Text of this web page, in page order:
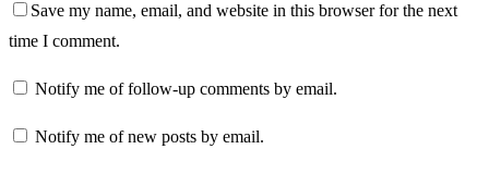
Save my name, email, and website in this browser for the next
time I comment.
Notify me of follow-up comments by email.
Notify me of new posts by email.